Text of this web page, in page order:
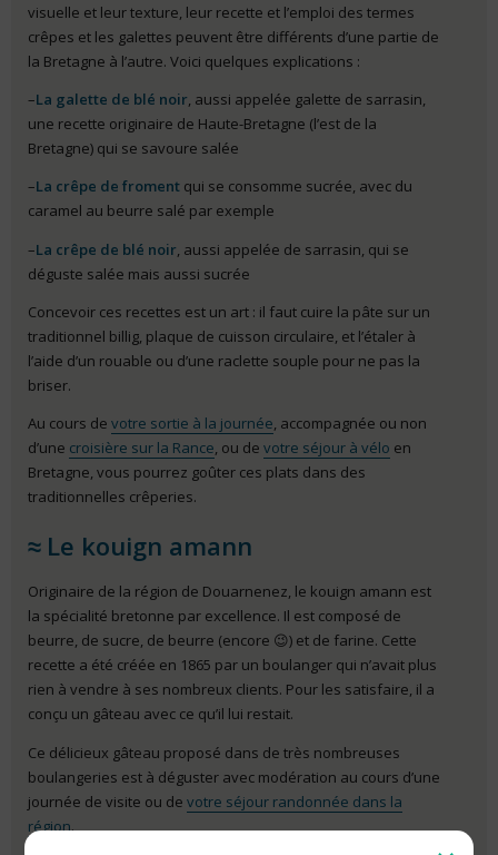
visuelle et leur texture, leur recette et l’emploi des termes
crêpes et les galettes peuvent être différents d’une partie de
la Bretagne à l’autre. Voici quelques explications :
–La galette de blé noir, aussi appelée galette de sarrasin,
une recette originaire de Haute-Bretagne (l’est de la
Bretagne) qui se savoure salée
–La crêpe de froment qui se consomme sucrée, avec du
caramel au beurre salé par exemple
–La crêpe de blé noir, aussi appelée de sarrasin, qui se
déguste salée mais aussi sucrée
Concevoir ces recettes est un art : il faut cuire la pâte sur un
traditionnel billig, plaque de cuisson circulaire, et l’étaler à
l’aide d’un rouable ou d’une raclette souple pour ne pas la
briser.
Au cours de votre sortie à la journée, accompagnée ou non
d’une croisière sur la Rance, ou de votre séjour à vélo en
Bretagne, vous pourrez goûter ces plats dans des
traditionnelles crêperies.
Le kouign amann
Originaire de la région de Douarnenez, le kouign amann est
la spécialité bretonne par excellence. Il est composé de
beurre, de sucre, de beurre (encore 😉) et de farine. Cette
recette a été créée en 1865 par un boulanger qui n’avait plus
rien à vendre à ses nombreux clients. Pour les satisfaire, il a
conçu un gâteau avec ce qu’il lui restait.
Ce délicieux gâteau proposé dans de très nombreuses
boulangeries est à déguster avec modération au cours d’une
journée de visite ou de votre séjour randonnée dans la
région.